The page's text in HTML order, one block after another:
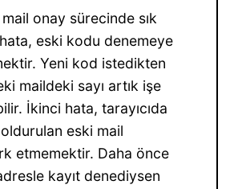
onay sürecinde sık
eski kodu denemeye
Yeni kod istedikten
maildeki sayı artık işe
İkinci hata, tarayıcıda
eski mail
etmemektir. Daha önce
kayıt denediysen